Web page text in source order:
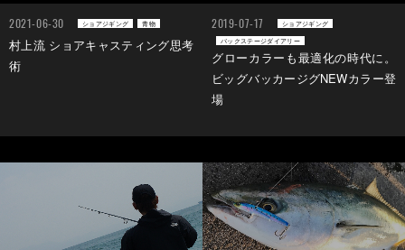
2021-06-30 ショアジギング 青物
村上流 ショアキャスティング思考
術
2019-07-17
ショアジギング
バックステージダイアリー
グローカラーも最適化の時代に。
ビッグバッカージグNEWカラー登
場